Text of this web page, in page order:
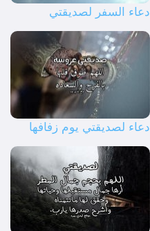
دعاء السفر لصديقتي
دعاء لصديقتي يوم زفافها